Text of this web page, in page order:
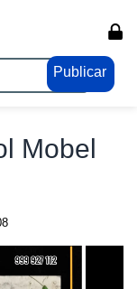
Publicar
Mobel